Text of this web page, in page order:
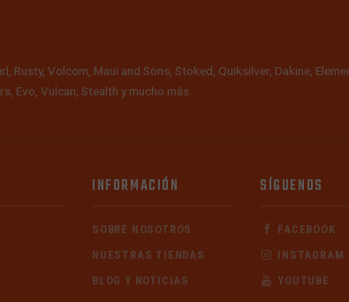
Volcom, Maui and Sons, Stoked, Quiksilver, Dakine,
Evo, Vulcan, Stealth y mucho más.
INFORMACIÓN
SOBRE NOSOTROS
NUESTRAS TIENDAS
BLOG Y NOTICIAS
SÍGUENOS
FACEBOOK
INSTAGRAM
YOUTUBE